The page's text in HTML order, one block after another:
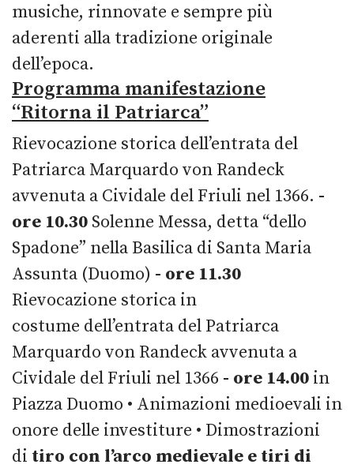
musiche, rinnovate e sempre più
aderenti alla tradizione originale
dell’epoca.
Programma manifestazione
“Ritorna il Patriarca”
Rievocazione storica dell’entrata del
Patriarca Marquardo von Randeck
avvenuta a Cividale del Friuli nel 1366. -
ore 10.30 Solenne Messa, detta “dello
Spadone” nella Basilica di Santa Maria
Assunta (Duomo) - ore 11.30
Rievocazione storica in
costume dell’entrata del Patriarca
Marquardo von Randeck avvenuta a
Cividale del Friuli nel 1366 - ore 14.00 in
Piazza Duomo • Animazioni medioevali in
onore delle investiture • Dimostrazioni
di tiro con l’arco medievale e tiri di